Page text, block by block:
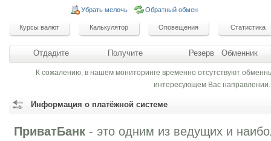
Убрать мелочь Обратный обмен
Отдадите Получите Резерв Обменник
К сожалению, в нашем мониторинге временно отсутствуют
интересующем Вас направлении.
Информация о платёжной системе
ПриватБанк - это одним из ведущих и